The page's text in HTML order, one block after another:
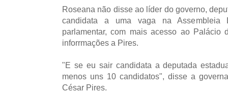
Roseana não disse ao líder do governo,
candidata a uma vaga na Assembleia
parlamentar, com maisacesso ao Palácio
inforrmações a Pires.
"E se eu sair candidata a deputada
menos uns 10 candidatos", disse a
César Pires.